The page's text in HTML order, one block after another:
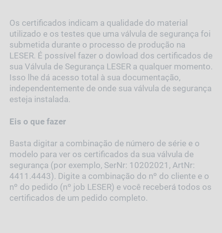
Os certificados indicam a qualidade do material
utilizado e os testes que uma válvula de segurança foi
submetida durante o processo de produção na
LESER. É possível fazer o dowload dos certificados de
sua Válvula de Segurança LESER a qualquer momento.
Isso lhe dá acesso total à sua documentação,
independentemente de onde sua válvula de segurança
esteja instalada.
Eis o que fazer
Basta digitar a combinação de número de série e o
modelo para ver os certificados da sua válvula de
segurança (por exemplo, SerNr: 10202021, ArtNr:
4411.4443). Digite a combinação do nº do cliente e o
nº do pedido (nº job LESER) e você receberá todos os
certificados de um pedido completo.